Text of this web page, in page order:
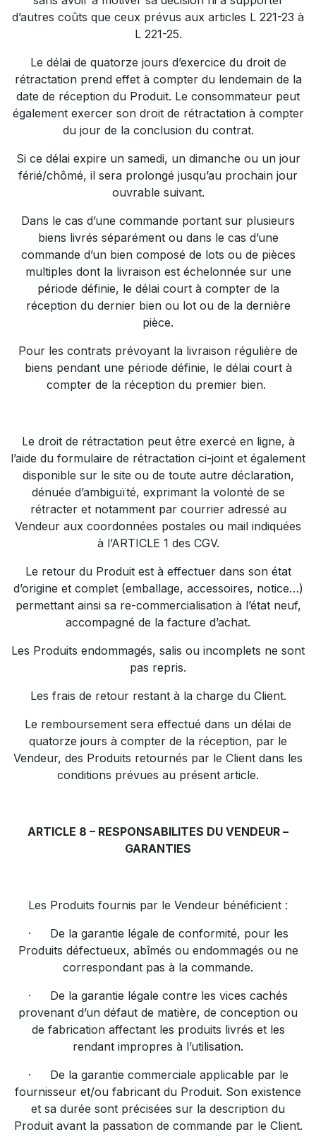
d’autres coûts que ceux prévus aux articles L 221-23 à
L 221-25.
Le délai de quatorze jours d’exercice du droit de
rétractation prend effet à compter du lendemain de la
date de réception du Produit. Le consommateur peut
également exercer son droit de rétractation à compter
du jour de la conclusion du contrat.
Si ce délai expire un samedi, un dimanche ou un jour
férié/chômé, il sera prolongé jusqu’au prochain jour
ouvrable suivant.
Dans le cas d’une commande portant sur plusieurs
biens livrés séparément ou dans le cas d’une
commande d’un bien composé de lots ou de pièces
multiples dont la livraison est échelonnée sur une
période définie, le délai court à compter de la
réception du dernier bien ou lot ou de la dernière
pièce.
Pour les contrats prévoyant la livraison régulière de
biens pendant une période définie, le délai court à
compter de la réception du premier bien.
Le droit de rétractation peut être exercé en ligne, à
l’aide du formulaire de rétractation ci-joint et également
disponible sur le site ou de toute autre déclaration,
dénuée d’ambiguïté, exprimant la volonté de se
rétracter et notamment par courrier adressé au
Vendeur aux coordonnées postales ou mail indiquées
à l’ARTICLE 1 des CGV.
Le retour du Produit est à effectuer dans son état
d’origine et complet (emballage, accessoires, notice…)
permettant ainsi sa re-commercialisation à l’état neuf,
accompagné de la facture d’achat.
Les Produits endommagés, salis ou incomplets ne sont
pas repris.
Les frais de retour restant à la charge du Client.
Le remboursement sera effectué dans un délai de
quatorze jours à compter de la réception, par le
Vendeur, des Produits retournés par le Client dans les
conditions prévues au présent article.
ARTICLE 8 – RESPONSABILITES DU VENDEUR –
GARANTIES
Les Produits fournis par le Vendeur bénéficient :
·
De la garantie légale de conformité, pour les
Produits défectueux, abîmés ou endommagés ou ne
correspondant pas à la commande.
·
De la garantie légale contre les vices cachés
provenant d’un défaut de matière, de conception ou
de fabrication affectant les produits livrés et les
rendant impropres à l’utilisation.
·
De la garantie commerciale applicable par le
fournisseur et/ou fabricant du Produit. Son existence
et sa durée sont précisées sur la description du
Produit avant la passation de commande par le Client.